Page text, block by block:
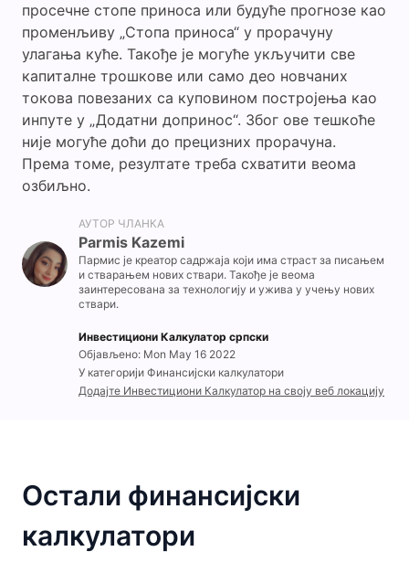
просечне стопе приноса или будуће прогнозе као
променљиву „Стопа приноса“ у прорачуну
улагања куће. Такође је могуће укључити све
капиталне трошкове или само део новчаних
токова повезаних са куповином постројења као
инпуте у „Додатни допринос“. Због ове тешкоће
није могуће доћи до прецизних прорачуна.
Према томе, резултате треба схватити веома
озбиљно.
АУТОР ЧЛАНКА
Parmis Kazemi
Пармис је креатор садржаја који има страст за писањем
и стварањем нових ствари. Такође је веома
заинтересована за технологију и ужива у учењу нових
ствари.
Инвестициони Калкулатор српски
Објављено: Mon May 16 2022
У категорији Финансијски калкулатори
Додајте Инвестициони Калкулатор на своју веб локацију
Остали финансијски
калкулатори